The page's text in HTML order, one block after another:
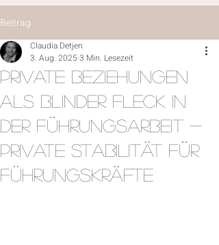
Beitrag
Private Beziehungen
als blinder Fleck in
der Führungsarbeit -
Private Stabilität für
Führungskräfte
Claudia Detjen
3. Aug. 2025 3 Min. Lesezeit